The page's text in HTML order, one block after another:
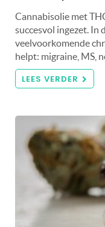
Cannabisolie met
succesvol ingezet. In
veelvoorkomende
helpt: migraine, MS,
LEES VERDER